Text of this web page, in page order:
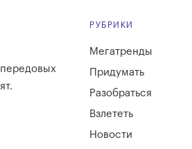
РУБРИКИ
Мегатренды
Придумать
Разобраться
Взлететь
Новости